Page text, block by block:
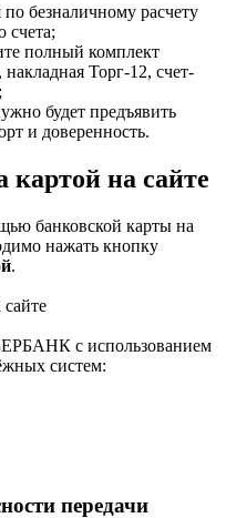
безналичному расчету
счета;
полный комплект
Торг-12, счет-
будет предъявить
и доверенность.
картой на сайте
банковской карты на
нажать кнопку
.
с использованием
систем:
передачи